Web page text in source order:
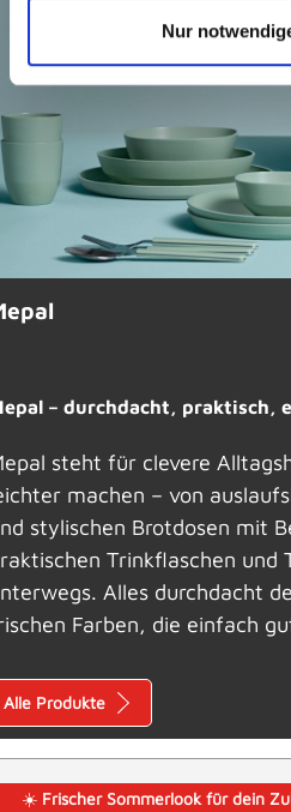
Nur
– durchdacht, praktisch,
steht für clevere
machen – von
stylischen Brotdosen mit
Trinkflaschen und
Alles durchdacht
Farben, die einfach
Alle Produkte
☀️ Frischer Sommerlook für dein